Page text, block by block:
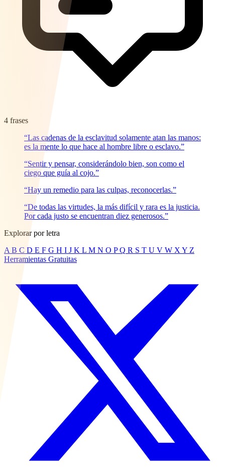
4 frases
“Las cadenas de la esclavitud solamente atan las manos:
es la mente lo que hace al hombre libre o esclavo.”
“Sentir y pensar, considerándolo bien, son como el
ciego que guía al cojo.”
“Hay un remedio para las culpas, reconocerlas.”
“De todas las virtudes, la más difícil y rara es la justicia.
Por cada justo se encuentran diez generosos.”
Explorar por letra
A B C D E F G H I J K L M N O P Q R S T U V W X Y Z
Herramientas Gratuitas